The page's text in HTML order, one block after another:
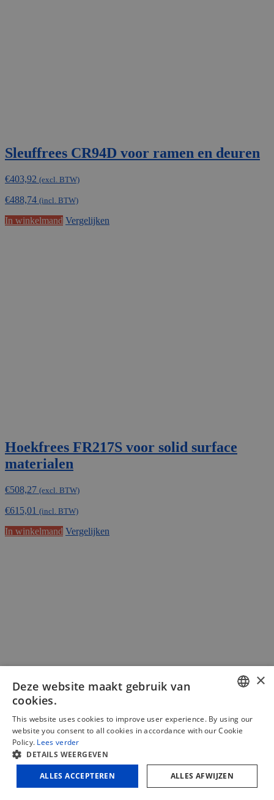
Sleuffrees CR94D voor ramen en deuren
€403,92 (excl. BTW)
€488,74 (incl. BTW)
In winkelmand Vergelijken
Hoekfrees FR217S voor solid surface
materialen
€508,27 (excl. BTW)
€615,01 (incl. BTW)
In winkelmand Vergelijken
Freesmachine FP114
FRENCH
×
Deze website maakt gebruik van
cookies.
This website uses cookies to improve user experience. By using our
website you consent to all cookies in accordance with our Cookie
Policy. Lees verder
DETAILS WEERGEVEN
ALLES ACCEPTEREN ALLES AFWIJZEN